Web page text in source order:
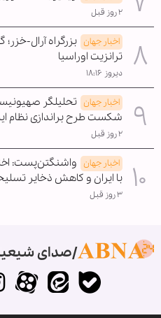
۲ روز قبل
اخبار جهان بزرگراه آرال-
ترانزیت اوراسیا
دیروز ۱۸:۱۶
اخبار جهان تحلیلگر
شکست طرح براندازی نظام
۲ روز قبل
اخبار جهان واشنگتن‌پست:
با ایران و کاهش ذخایر
۳ روز قبل
صدای